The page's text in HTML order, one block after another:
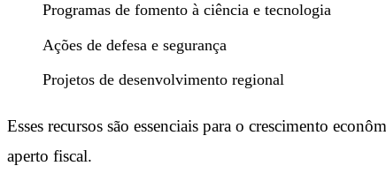
Programas de fomento à ciência e tecnologia
Ações de defesa e segurança
Projetos de desenvolvimento regional
Esses recursos são essenciais para o crescimento
aperto fiscal.